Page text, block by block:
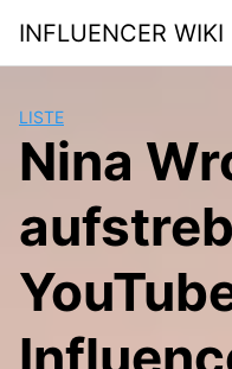
content
INFLUENCER WIKI
LISTE
Nina